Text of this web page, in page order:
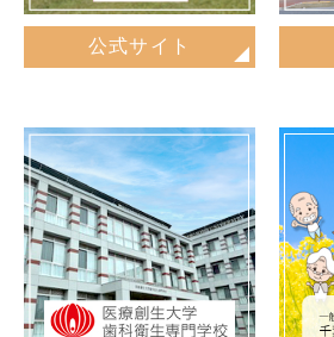
公式サイト